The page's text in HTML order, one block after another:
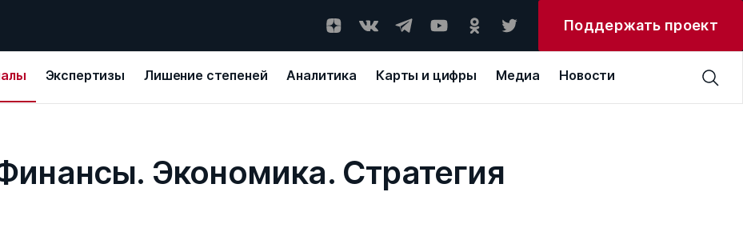
Поддержать проект
Экспертизы Лишение степеней Аналитика Карты и цифры Медиа Новости
Экономика. Стратегия